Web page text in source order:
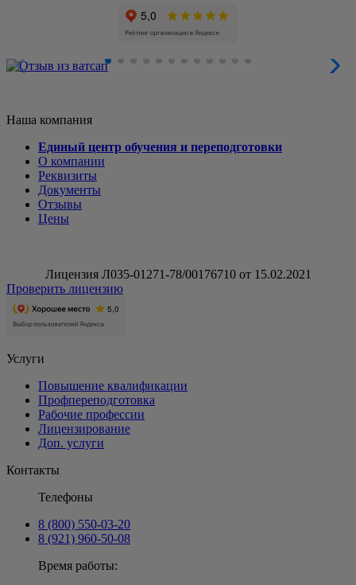
Наша компания
Единый центр обучения и переподготовки
О компании
Реквизиты
Документы
Отзывы
Цены
Лицензия Л035-01271-78/00176710 от 15.02.2021
Проверить лицензию
Услуги
Повышение квалификации
Профпереподготовка
Рабочие профессии
Лицензирование
Доп. услуги
Контакты
Телефоны
8 (800) 550-03-20
8 (921) 960-50-08
Время работы: